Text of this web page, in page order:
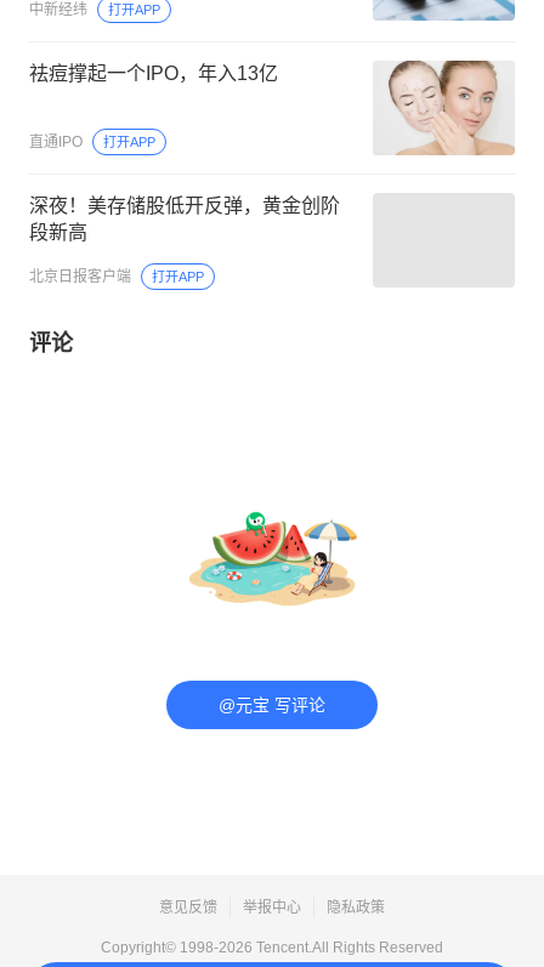
中新经纬 打开APP
祛痘撑起一个IPO，年入13亿
直通IPO 打开APP
深夜！美存储股低开反弹，黄金创阶
段新高
北京日报客户端 打开APP
评论
@元宝 写评论
意见反馈 举报中心 隐私政策
Copyright© 1998-2026 Tencent.All Rights Reserved